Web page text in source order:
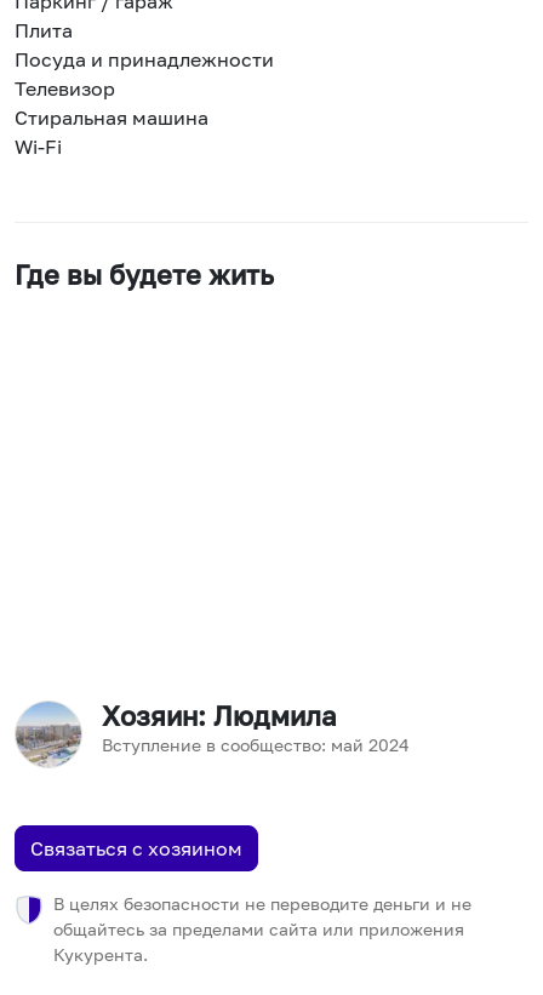
Плита
Посуда и принадлежности
Телевизор
Стиральная машина
Wi-Fi
Где вы будете жить
Хозяин: Людмила
Вступление в сообщество: май 2024
Связаться с хозяином
В целях безопасности не переводите деньги и не
общайтесь за пределами сайта или приложения
Кукурента.